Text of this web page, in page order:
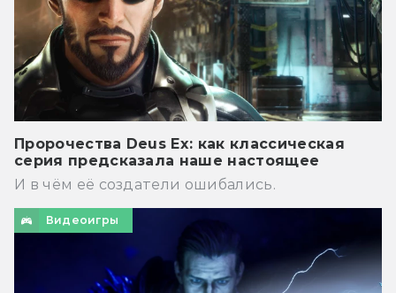
Пророчества Deus Ex: как классическая
серия предсказала наше настоящее
И в чём её создатели ошибались.
Видеоигры